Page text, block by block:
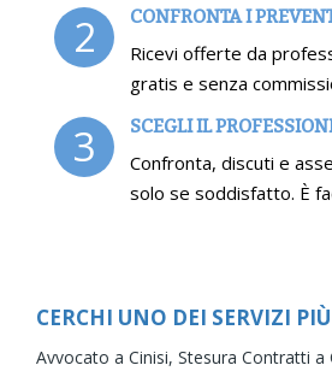
2 CONFRONTA I
Ricevi offerte da
gratis e senza
3 SCEGLI IL
Confronta, discuti e
solo se soddisfatto. È
CERCHI UNO DEI SERVIZI
Avvocato a Cinisi, Stesura Contratti a